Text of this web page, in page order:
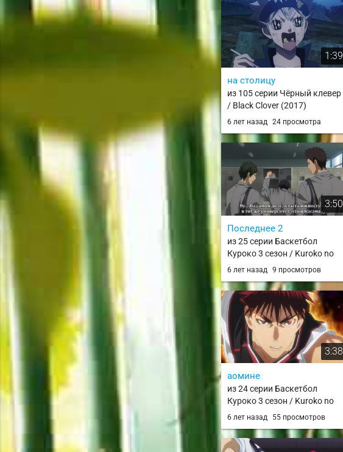
1:39
на столицу
из 105 серии Чёрный клевер
/ Black Clover (2017)
6 лет назад 24 просмотра
3:50
Последнее 2
из 25 серии Баскетбол
Куроко 3 сезон / Kuroko no
Basket 3rd Season / knb 3
6 лет назад 9 просмотров
3:38
аомине
из 24 серии Баскетбол
Куроко 3 сезон / Kuroko no
Basket 3rd Season / knb 3
6 лет назад 55 просмотров